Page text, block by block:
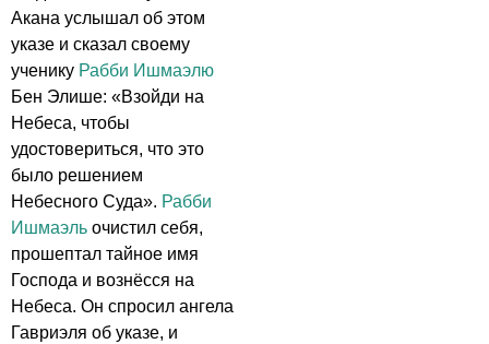
Акана услышал об этом
указе и сказал своему
ученику Рабби Ишмаэлю
Бен Элише: «Взойди на
Небеса, чтобы
удостовериться, что это
было решением
Небесного Суда». Рабби
Ишмаэль очистил себя,
прошептал тайное имя
Господа и вознёсся на
Небеса. Он спросил ангела
Гавриэля об указе, и